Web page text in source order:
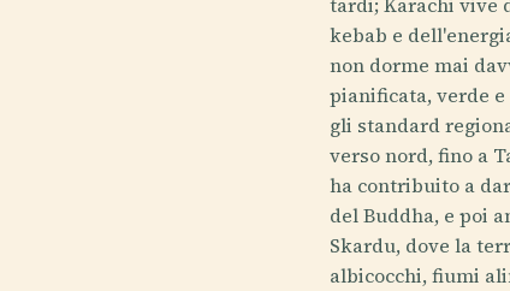
kebab e
non dorme mai
pianificata, verde
gli standard
verso nord, fino a
ha contribuito a
del Buddha, e poi
Skardu, dove la
albicocchi, fiumi